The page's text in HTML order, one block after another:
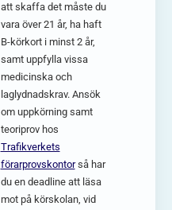
att skaffa det måste du
vara över 21 år, ha haft
B-körkort i minst 2 år,
samt uppfylla vissa
medicinska och
laglydnadskrav. Ansök
om uppkörning samt
teoriprov hos
Trafikverkets
förarprovskontorså har
du en deadline att läsa
mot på körskolan, vid